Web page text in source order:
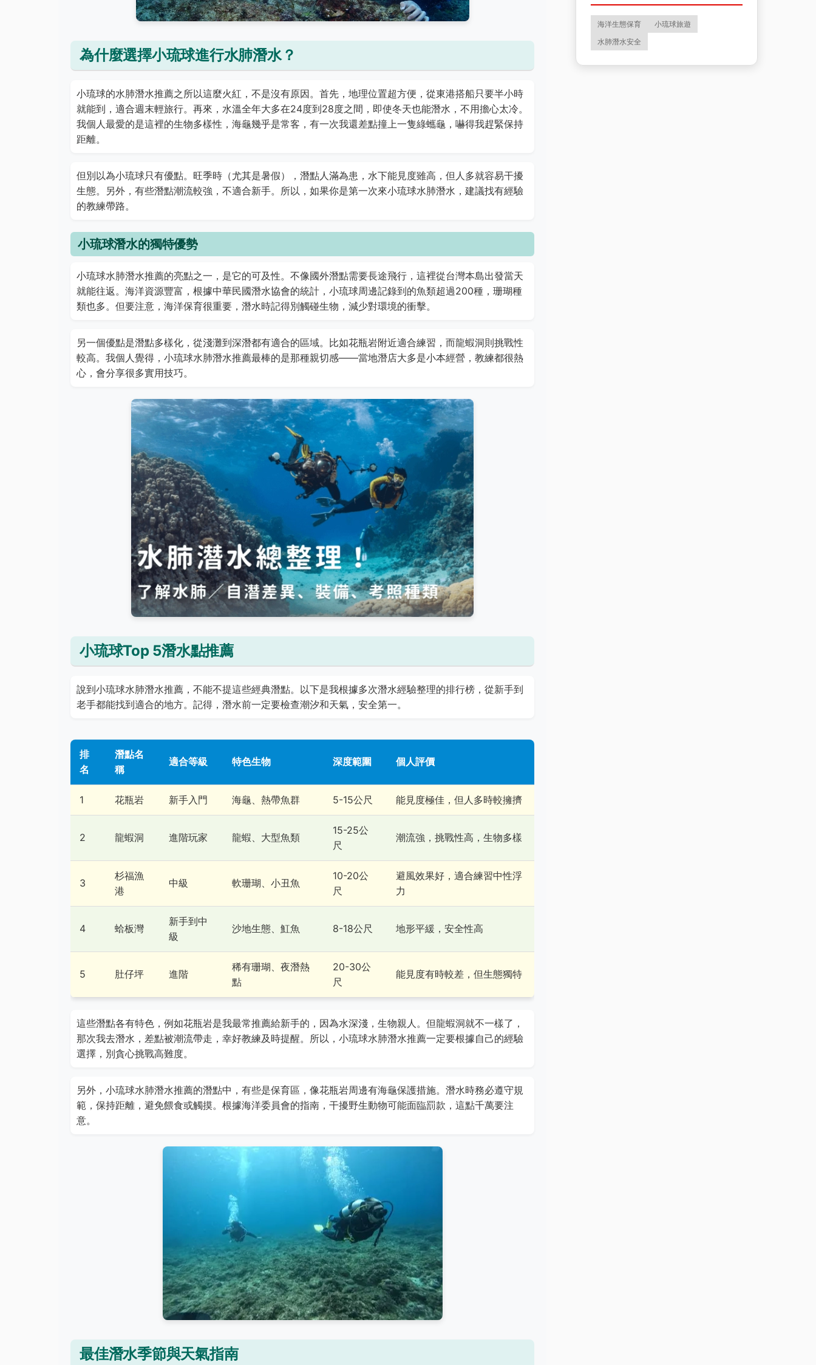
為什麼選擇小琉球進行水肺潛水？
小琉球的水肺潛水推薦之所以這麼火紅，不是沒有原因。首先，地理位置超方便，從東港搭船只要半小時
就能到，適合週末輕旅行。再來，水溫全年大多在24度到28度之間，即使冬天也能潛水，不用擔心太冷。
我個人最愛的是這裡的生物多樣性，海龜幾乎是常客，有一次我還差點撞上一隻綠蠵龜，嚇得我趕緊保持
距離。
但別以為小琉球只有優點。旺季時（尤其是暑假），潛點人滿為患，水下能見度雖高，但人多就容易干擾
生態。另外，有些潛點潮流較強，不適合新手。所以，如果你是第一次來小琉球水肺潛水，建議找有經驗
的教練帶路。
小琉球潛水的獨特優勢
小琉球水肺潛水推薦的亮點之一，是它的可及性。不像國外潛點需要長途飛行，這裡從台灣本島出發當天
就能往返。海洋資源豐富，根據中華民國潛水協會的統計，小琉球周邊記錄到的魚類超過200種，珊瑚種
類也多。但要注意，海洋保育很重要，潛水時記得別觸碰生物，減少對環境的衝擊。
另一個優點是潛點多樣化，從淺灘到深潛都有適合的區域。比如花瓶岩附近適合練習，而龍蝦洞則挑戰性
較高。我個人覺得，小琉球水肺潛水推薦最棒的是那種親切感——當地潛店大多是小本經營，教練都很熱
心，會分享很多實用技巧。
小琉球Top 5潛水點推薦
說到小琉球水肺潛水推薦，不能不提這些經典潛點。以下是我根據多次潛水經驗整理的排行榜，從新手到
老手都能找到適合的地方。記得，潛水前一定要檢查潮汐和天氣，安全第一。
排
名
潛點名
稱
適合等級 特色生物 深度範圍 個人評價
1 花瓶岩 新手入門 海龜、熱帶魚群 5-15公尺 能見度極佳，但人多時較擁擠
2 龍蝦洞 進階玩家 龍蝦、大型魚類
15-25公
尺
潮流強，挑戰性高，生物多樣
3
杉福漁
港
中級 軟珊瑚、小丑魚
10-20公
尺
避風效果好，適合練習中性浮
力
4 蛤板灣
新手到中
級
沙地生態、魟魚 8-18公尺 地形平緩，安全性高
5 肚仔坪 進階
稀有珊瑚、夜潛熱
點
20-30公
尺
能見度有時較差，但生態獨特
這些潛點各有特色，例如花瓶岩是我最常推薦給新手的，因為水深淺，生物親人。但龍蝦洞就不一樣了，
那次我去潛水，差點被潮流帶走，幸好教練及時提醒。所以，小琉球水肺潛水推薦一定要根據自己的經驗
選擇，別貪心挑戰高難度。
另外，小琉球水肺潛水推薦的潛點中，有些是保育區，像花瓶岩周邊有海龜保護措施。潛水時務必遵守規
範，保持距離，避免餵食或觸摸。根據海洋委員會的指南，干擾野生動物可能面臨罰款，這點千萬要注
意。
最佳潛水季節與天氣指南
海洋生態保育
小琉球旅遊
水肺潛水安全